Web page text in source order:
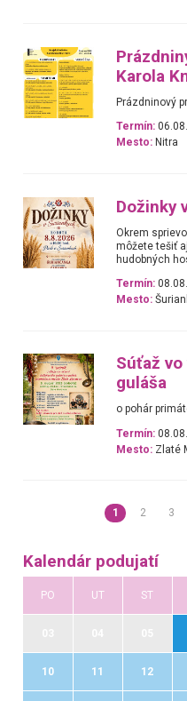
Karola
Prázdninový
Termín:
Mesto: Nitra
Dožinky
Okrem
môžete tešiť
hudobných
Termín:
Mesto:
Súťaž
guláša
o pohár
Termín:
Mesto: Zlaté
1 2 3
Kalendár podujatí
PO UT ST
10 11 12